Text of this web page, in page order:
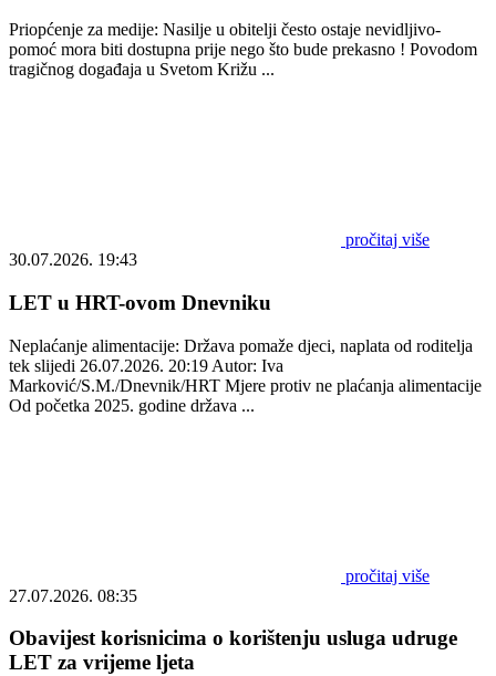
Priopćenje za medije: Nasilje u obitelji često ostaje nevidljivo-
pomoć mora biti dostupna prije nego što bude prekasno ! Povodom
tragičnog događaja u Svetom Križu ...
pročitaj više
30.07.2026. 19:43
LET u HRT-ovom Dnevniku
Neplaćanje alimentacije: Država pomaže djeci, naplata od roditelja
tek slijedi 26.07.2026. 20:19 Autor: Iva
Marković/S.M./Dnevnik/HRT Mjere protiv ne plaćanja alimentacije
Od početka 2025. godine država ...
pročitaj više
27.07.2026. 08:35
Obavijest korisnicima o korištenju usluga udruge
LET za vrijeme ljeta